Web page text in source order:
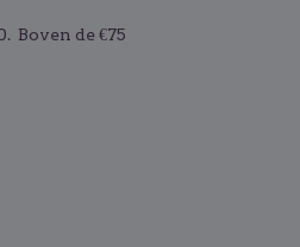
Boven de €75